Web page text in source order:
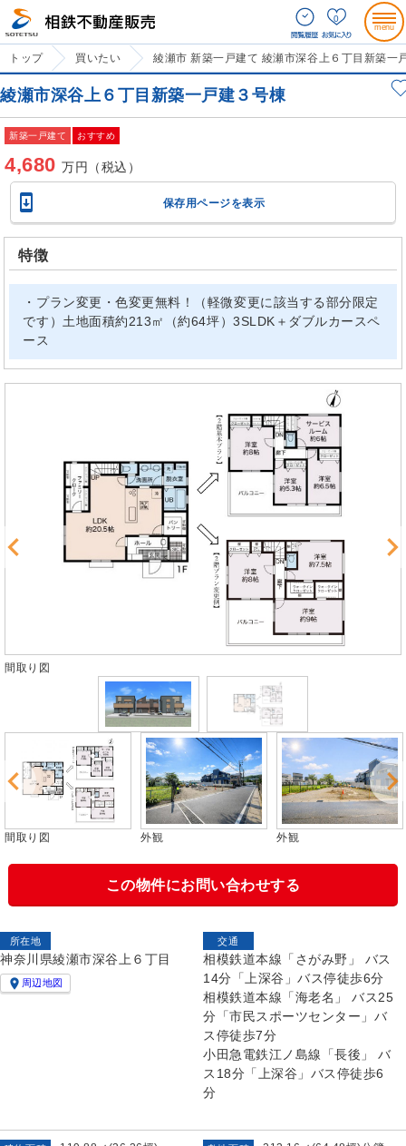
0
トップ 買いたい 綾瀬市 新築一戸建て 綾瀬市深谷上６丁目新築一
綾瀬市深谷上６丁目新築一戸建３号棟
新築一戸建て おすすめ
4,680万円（税込）
 保存用ページを表示
特徴
・プラン変更・色変更無料！（軽微変更に該当する部分限定
です）土地面積約213㎡（約64坪）3SLDK＋ダブルカースペ
ース
り図
間取り図 外観 外観
この物件にお問い合わせする
所在地
神奈川県綾瀬市深谷上６丁目
 周辺地図
交通
相模鉄道本線「さがみ野」 バス
14分「上深谷」バス停徒歩6分
相模鉄道本線「海老名」 バス25
分「市民スポーツセンター」バ
ス停徒歩7分
小田急電鉄江ノ島線「長後」 バ
ス18分「上深谷」バス停徒歩6
分